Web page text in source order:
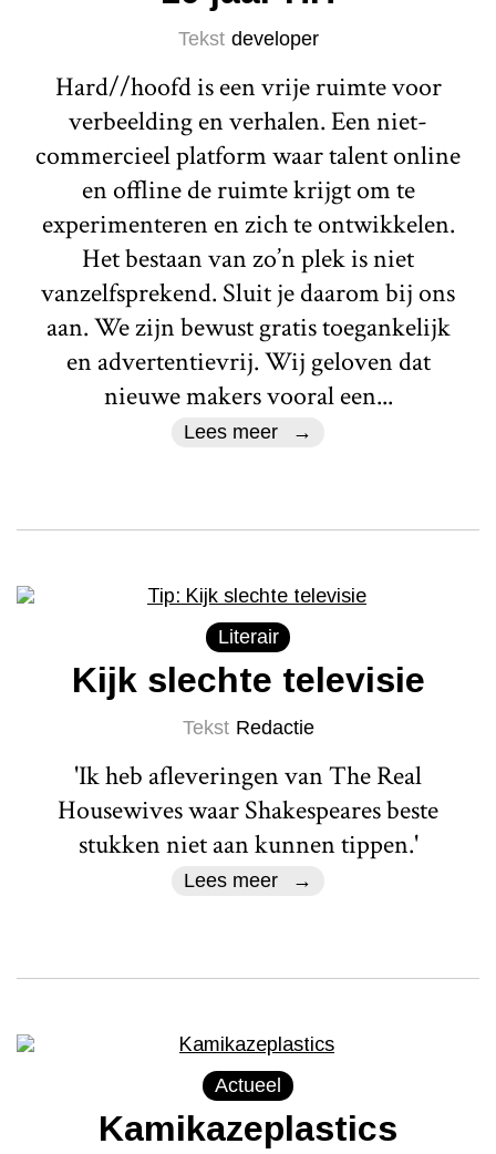
Tekst developer
Hard//hoofd is een vrije ruimte voor
verbeelding en verhalen. Een niet-
commercieel platform waar talent online
en offline de ruimte krijgt om te
experimenteren en zich te ontwikkelen.
Het bestaan van zo’n plek is niet
vanzelfsprekend. Sluit je daarom bij ons
aan. We zijn bewust gratis toegankelijk
en advertentievrij. Wij geloven dat
nieuwe makers vooral een...
Lees meer
Literair
Kijk slechte televisie
Tekst Redactie
'Ik heb afleveringen van The Real
Housewives waar Shakespeares beste
stukken niet aan kunnen tippen.'
Lees meer
Actueel
Kamikazeplastics